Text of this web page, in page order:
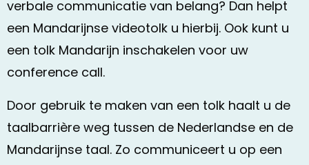
verbale communicatie van belang? Dan helpt
een Mandarijnse videotolk u hierbij. Ook kunt u
een tolk Mandarijn inschakelen voor uw
conference call.
Door gebruik te maken van een tolk haalt u de
taalbarrière weg tussen de Nederlandse en de
Mandarijnse taal. Zo communiceert u op een